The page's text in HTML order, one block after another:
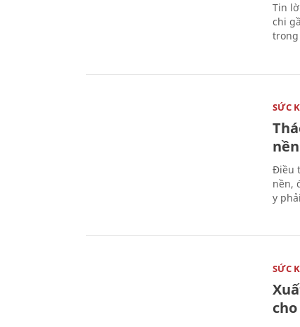
Tin
chi
SỨC
nền
Điều
nền,
y
SỨC